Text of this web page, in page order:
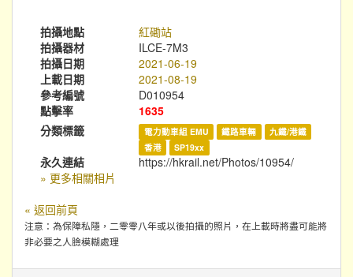
拍攝地點
紅磡站
拍攝器材
ILCE-7M3
拍攝日期
2021-06-19
上載日期
2021-08-19
參考編號
D010954
點擊率
1635
分類標籤
電力動車組 EMU 鐵路車輛
九鐵/港鐵
香港
SP19xx
永久連結
https://hkrail.net/Photos/10954/
» 更多相關相片
« 返回前頁
注意：為保障私隱，二零零八年或以後拍攝的照片，在上載時將盡可能將
非必要之人臉模糊處理